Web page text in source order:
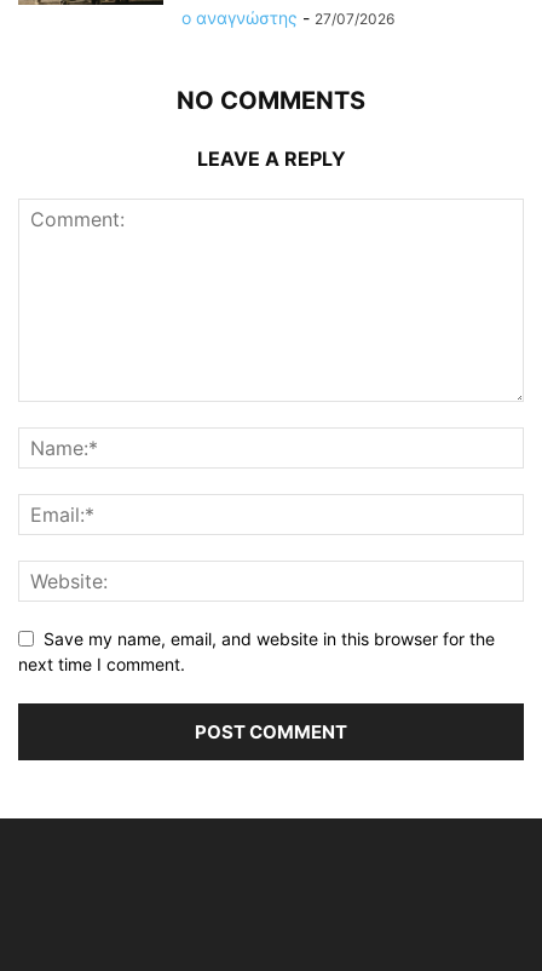
ο αναγνώστης - 27/07/2026
NO COMMENTS
LEAVE A REPLY
Save my name, email, and website in this browser for the
next time I comment.